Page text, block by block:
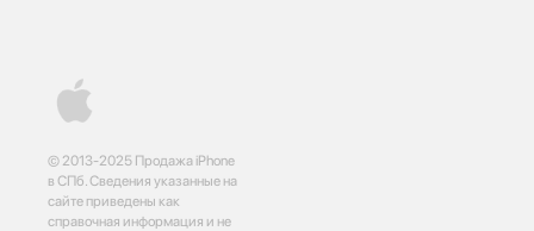
© 2013-2025 Продажа iPhone
в СПб. Сведения указанные на
сайте приведены как
справочная информация и не